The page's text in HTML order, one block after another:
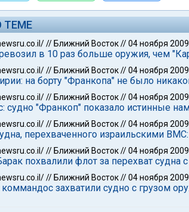
ТЕМЕ
// Ближний Восток//04 ноября 2009
в 10 раз больше оружия, чем
// Ближний Восток//04 ноября 2009
на борту "Франкопа" не было
// Ближний Восток//04 ноября 2009
судно "Франкоп" показало истинные
// Ближний Восток//04 ноября 2009
перехваченного израильскими
// Ближний Восток//04 ноября 2009
похвалили флот за перехват судна
// Ближний Восток//04 ноября 2009
захватили судно с грузом